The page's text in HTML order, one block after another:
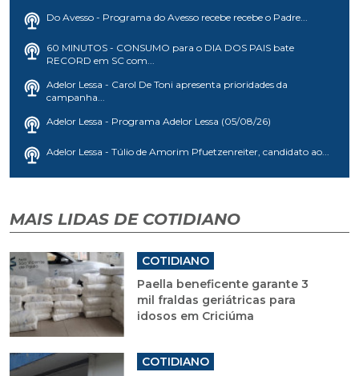
Do Avesso - Programa do Avesso recebe recebe o Padre...
60 MINUTOS - CONSUMO para o DIA DOS PAIS bate
RECORD em SC com...
Adelor Lessa - Carol De Toni apresenta prioridades da
campanha...
Adelor Lessa - Programa Adelor Lessa (05/08/26)
Adelor Lessa - Túlio de Amorim Pfuetzenreiter, candidato ao...
MAIS LIDAS DE COTIDIANO
COTIDIANO
Paella beneficente garante 3
mil fraldas geriátricas para
idosos em Criciúma
COTIDIANO